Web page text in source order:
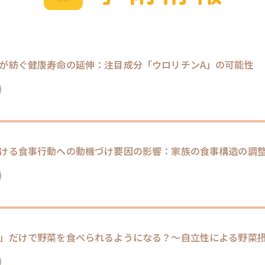
紡ぐ健康寿命の延伸：注目成分「ウロリチンA」の可能性
る食事行動への動機づけ要因の影響：家族の食事構造の調
だけで野菜を食べられるようになる？～自立性による野菜